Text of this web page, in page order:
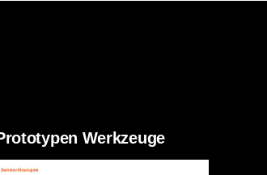
Werkzeuge